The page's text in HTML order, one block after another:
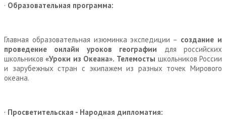
· Образовательная программа:
Главная образовательная изюминка экспедиции – создание и
проведение онлайн уроков географии для российских
школьников«Уроки из Океана». Телемосты школьников России
и зарубежных стран с экипажем из разных точек Мирового
океана.
· Просветительская - Народная дипломатия: